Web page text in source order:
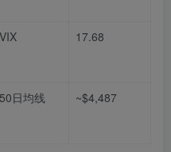
VIX 17.68
50日均线 ~$4,487